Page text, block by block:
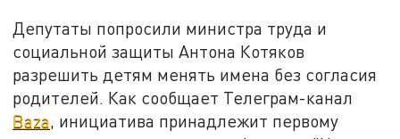
Депутаты попросили министра труда и
социальной защиты Антона Котяков
разрешить детям менять имена без согласия
родителей. Как сообщает Телеграм-канал
Baza, инициатива принадлежит первому